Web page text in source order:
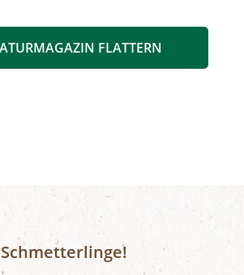
FLATTERN